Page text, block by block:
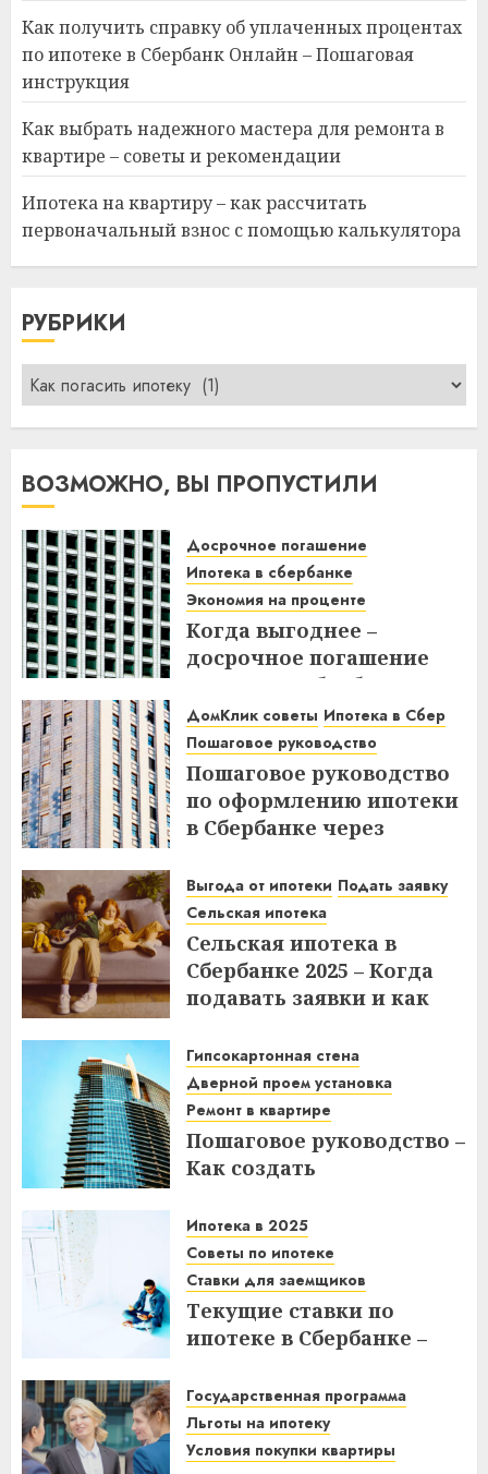
Как получить справку об уплаченных процентах
по ипотеке в Сбербанк Онлайн – Пошаговая
инструкция
Как выбрать надежного мастера для ремонта в
квартире – советы и рекомендации
Ипотека на квартиру – как рассчитать
первоначальный взнос с помощью калькулятора
РУБРИКИ
Рубрики
ВОЗМОЖНО, ВЫ ПРОПУСТИЛИ
Досрочное погашение
Ипотека в сбербанке
Экономия на проценте
Когда выгоднее –
досрочное погашение
ипотеки в Сбербанке до
или после дня списания?
Узнайте все нюансы!
18.12.2025
ДомКлик советы Ипотека в Сбер
Пошаговое руководство
Пошаговое руководство
по оформлению ипотеки
в Сбербанке через
советы
08.12.2025
Выгода от ипотеки Подать заявку
Сельская ипотека
Сельская ипотека в
Сбербанке 2025 – Когда
подавать заявки и как
03.12.2025
Гипсокартонная стена
Дверной проем установка
Ремонт в квартире
Пошаговое руководство –
Как создать
дверным проемом в
отремонтированной
квартире
14.11.2025
Ипотека в 2025
Советы по ипотеке
Ставки для заемщиков
Текущие ставки по
ипотеке в Сбербанке –
заемщикам в 2025 году
14.11.2025
Государственная программа
Льготы на ипотеку
Условия покупки квартиры